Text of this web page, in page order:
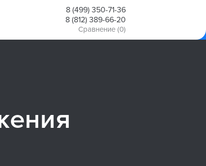
8 (499) 350-71-36
8 (812) 389-66-20
Сравнение (0)